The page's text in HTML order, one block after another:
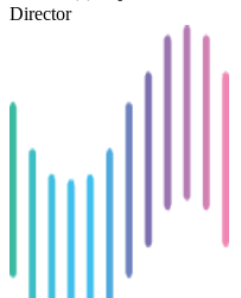
Director